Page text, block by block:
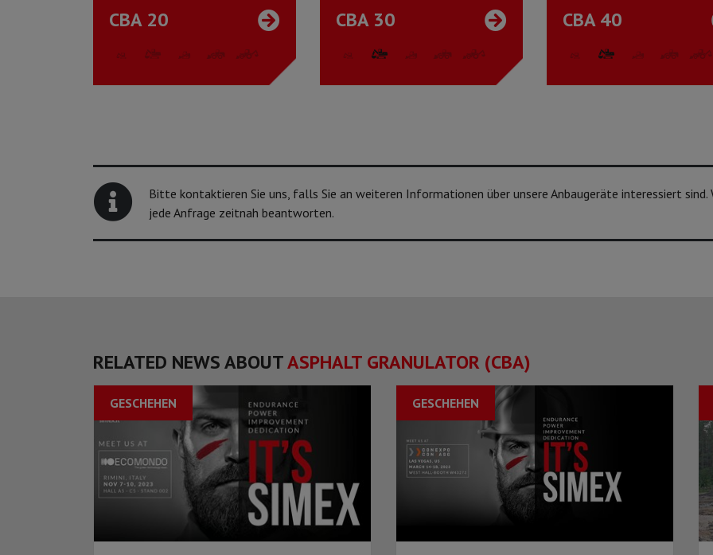
CBA 20 CBA 30 CBA 40
Bitte kontaktieren Sie uns, falls Sie an weiteren Informationen über unsere Anbaugeräte interessiert sind.
jede Anfrage zeitnah beantworten.
RELATED NEWS ABOUTASPHALT GRANULATOR (CBA)
GESCHEHEN GESCHEHEN